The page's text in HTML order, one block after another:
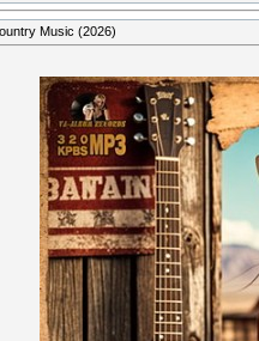
Music (2026)